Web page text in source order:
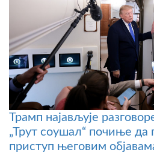
Трамп најављује
„Трут соушал“ почиње да
приступ његовим